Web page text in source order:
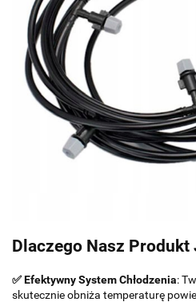
Dlaczego Nasz Produkt
✅ Efektywny System Chłodzenia:
skutecznie obniża temperaturę